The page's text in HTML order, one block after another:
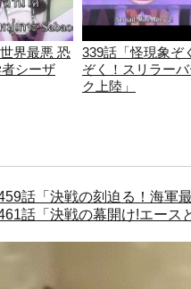
界最悪 恐
シーザ
339話「怪現象ぞ
ぞく！スリラーバ
ク上陸」
話「決戦の刻迫る！海軍
話「決戦の幕開け!エース